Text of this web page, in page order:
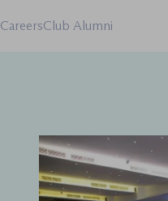
CareersClub Alumni